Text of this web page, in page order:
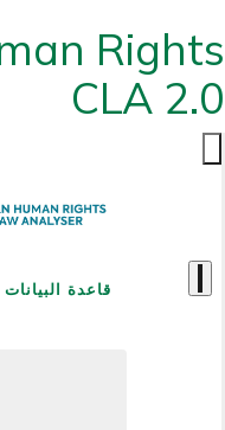
Rights
CLA 2.0
قاعدة البيانات